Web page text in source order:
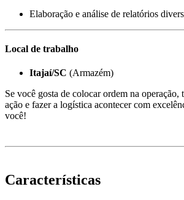
Elaboração e análise de relatórios
Local de trabalho
Itajaí/SC (Armazém)
Se você gosta de colocar ordem na operação,
ação e fazer a logística acontecer com
você!
Características